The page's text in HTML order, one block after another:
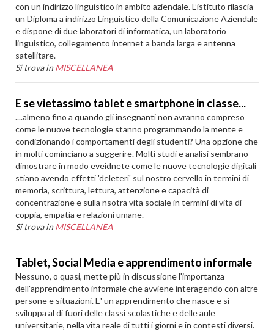
con un indirizzo linguistico in ambito aziendale. L’istituto rilascia
un Diploma a indirizzo Linguistico della Comunicazione Aziendale
e dispone di due laboratori di informatica, un laboratorio
linguistico, collegamento internet a banda larga e antenna
satellitare.
Si trova in MISCELLANEA
E se vietassimo tablet e smartphone in classe...
....almeno fino a quando gli insegnanti non avranno compreso
come le nuove tecnologie stanno programmando la mente e
condizionando i comportamenti degli studenti? Una opzione che
in molti cominciano a suggerire. Molti studi e analisi sembrano
dimostrare in modo eveidnete come le nuove tecnologie digitali
stiano avendo effetti 'deleteri' sul nostro cervello in termini di
memoria, scrittura, lettura, attenzione e capacità di
concentrazione e sulla nsotra vita sociale in termini di vita di
coppia, empatia e relazioni umane.
Si trova in MISCELLANEA
Tablet, Social Media e apprendimento informale
Nessuno, o quasi, mette più in discussione l'importanza
dell'apprendimento informale che avviene interagendo con altre
persone e situazioni. E' un apprendimento che nasce e si
sviluppa al di fuori delle classi scolastiche e delle aule
universitarie, nella vita reale di tutti i giorni e in contesti diversi.